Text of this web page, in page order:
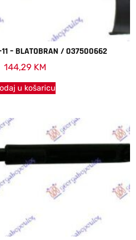
11 – BLATOBRAN / 037500662
144,29 KM
u košaricu